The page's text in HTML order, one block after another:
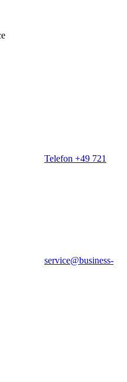
Telefon +49 721
service@business-